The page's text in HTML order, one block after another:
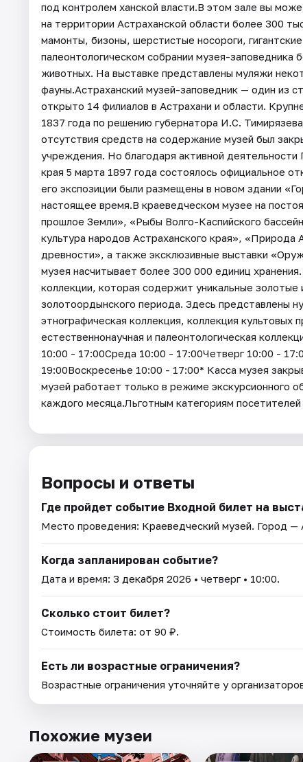
под контролем ханской власти.В этом зале вы
на территории Астраханской области более 300
мамонты, бизоны, шерстистые носороги,
палеонтологическом собрании музея-
животных. На выставке представлены муляжи
фауны.Астраханский музей-заповедник — один из
открыто 14 филиалов в Астрахани и области.
1837 года по решению губернатора И.С.
отсутствия средств на содержание музей был
учреждения. Но благодаря активной
края 5 марта 1897 года состоялось официальное
его экспозиции были размещены в новом здании
настоящее время.В краеведческом музее на
прошлое Земли», «Рыбы Волго-Каспийского
культура народов Астраханского края», «Природа
древности», а также эксклюзивные выставки
музея насчитывает более 300 000 единиц
коллекции, которая содержит уникальные
золотоордынского периода. Здесь представлены
этнографическая коллекция, коллекция культовых
естественнонаучная и палеонтологическая
10:00 - 17:00Среда 10:00 - 17:00Четверг 10:00 -
19:00Воскресенье 10:00 - 17:00* Касса музея
музей работает только в режиме экскурсионного
каждого месяца.Льготным категориям
Вопросы и ответы
Где пройдет событие Входной билет на
Место проведения: Краеведческий музей. Город —
Когда запланирован событие?
Дата и время: 3 декабря 2026 • четверг • 10:00.
Сколько стоит билет?
Стоимость билета: от 90 ₽.
Есть ли возрастные ограничения?
Возрастные ограничения уточняйте у
Похожие музеи